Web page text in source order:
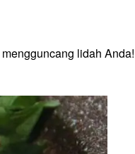
lidah Anda!